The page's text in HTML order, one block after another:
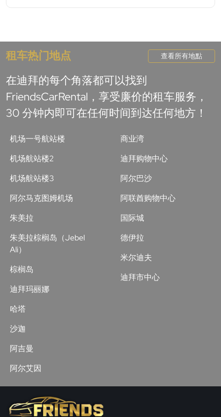
租车热门地点 查看所有地點
在迪拜的每个角落都可以找到
FriendsCarRental，享受廉价的租车服务，
30 分钟内即可在任何时间到达任何地方！
机场一号航站楼
机场航站楼2
机场航站楼3
阿尔马克图姆机场
商业湾
迪拜购物中心
阿尔巴沙
阿联酋购物中心
朱美拉
朱美拉棕榈岛（Jebel
Ali）
棕榈岛
迪拜玛丽娜
国际城
德伊拉
米尔迪夫
迪拜市中心
哈塔
沙迦
阿吉曼
阿尔艾因